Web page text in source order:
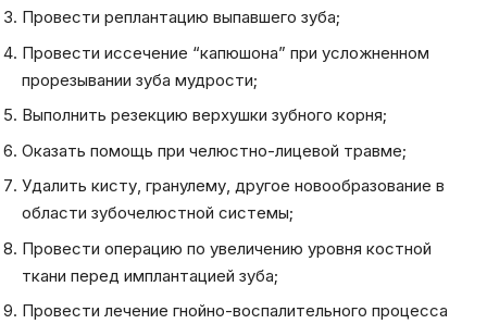
Провести реплантацию выпавшего зуба;
Провести иссечение “капюшона” при усложненном
прорезывании зуба мудрости;
Выполнить резекцию верхушки зубного корня;
Оказать помощь при челюстно-лицевой травме;
Удалить кисту, гранулему, другое новообразование в
области зубочелюстной системы;
Провести операцию по увеличению уровня костной
ткани перед имплантацией зуба;
Провести лечение гнойно-воспалительного процесса